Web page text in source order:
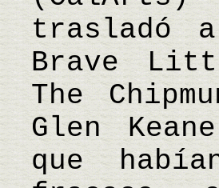
trasladó
Brave
The
Glen
que